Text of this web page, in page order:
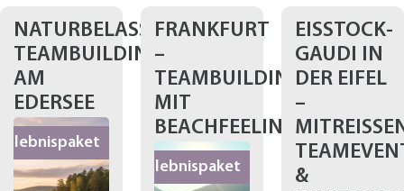
NATURBELASSENES
TEAMBUILDING
AM
EDERSEE
Erlebnispaket
FRANKFURT
–
TEAMBUILDING
MIT
BEACHFEELING
Erlebnispaket
EISSTOCK-
GAUDI IN
DER EIFEL
–
EAMEVENT
W